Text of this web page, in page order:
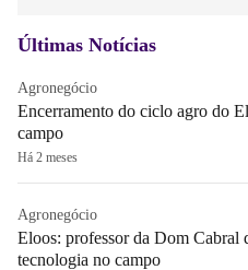
Últimas Notícias
Agronegócio
Encerramento do ciclo agro do
campo
Há 2 meses
Agronegócio
Eloos: professor da Dom Cabral
tecnologia no campo